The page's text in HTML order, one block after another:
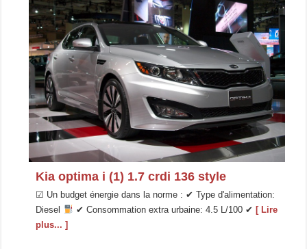
Kia optima i (1) 1.7 crdi 136 style
☑ Un budget énergie dans la norme : ✔ Type d'alimentation:
Diesel
✔ Consommation extra urbaine: 4.5 L/100 ✔ [ Lire
plus... ]